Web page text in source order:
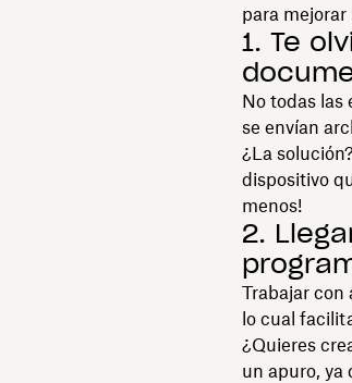
para
1. Te
No todas las
se envían
¿La
dispositivo
menos!
2.
Trabajar con
lo cual
¿Quieres
un apuro, ya